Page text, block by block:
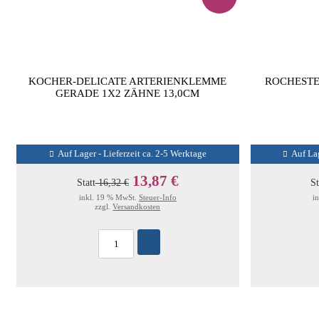
KOCHER-DELICATE ARTERIENKLEMME
GERADE 1X2 ZÄHNE 13,0CM
Auf Lager - Lieferzeit ca. 2-5 Werktage
Statt16,32 € 13,87 €
inkl. 19 % MwSt. Steuer-Info
zzgl.Versandkosten
Auf